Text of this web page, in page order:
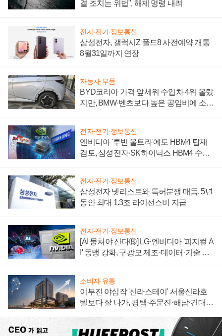
결 조치는 위법", 해제 명령 내려
전자·전기·정보통신
삼성전자, 갤럭시Z 폴드8 사전예약 개통
8월31일까지 연장
자동차·부품
BYD코리아 가격 앞세워 수입차 4위 올랐
지만, BMW·벤츠보다 높은 공임비에 소비
전자·전기·정보통신
엔비디아 '루빈 울트라'에도 HBM4 탑재
검토, 삼성전자·SK하이닉스 HBM4 수율
전자·전기·정보통신
삼성전자 넷리스트와 특허분쟁 매듭, 5년
동안 최대 1.3조 라이선스비 지급
전자·전기·정보통신
[AI 뭉쳐야 산다⑧] LG·엔비디아 '피지컬 A
I' 동맹 강화, 구광모 제조·데이터·기술 결
소비자·유통
이부진 야심작 '신라스테이' 서울신라호
텔보다 잘 나가, 평택·주문진·해남·건대로